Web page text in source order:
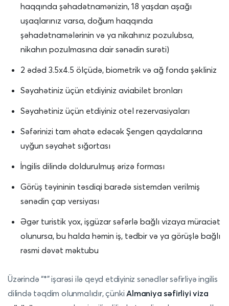
haqqında şəhadətnamənizin, 18 yaşdan aşağı
uşaqlarınız varsa, doğum haqqında
şəhadətnamələrinin və ya nikahınız pozulubsa,
nikahın pozulmasına dair sənədin surəti)
2 ədəd 3.5x4.5 ölçüdə, biometrik və ağ fonda şəkliniz
Səyahətiniz üçün etdiyiniz aviabilet bronları
Səyahətiniz üçün etdiyiniz otel rezervasiyaları
Səfərinizi tam əhatə edəcək Şengen qaydalarına
uyğun səyahət sığortası
İngilis dilində doldurulmuş ərizə forması
Görüş təyininin təsdiqi barədə sistemdən verilmiş
sənədin çap versiyası
Əgər turistik yox, işgüzar səfərlə bağlı vizaya müraciət
olunursa, bu halda həmin iş, tədbir və ya görüşlə bağlı
rəsmi dəvət məktubu
Üzərində “*” işarəsi ilə qeyd etdiyiniz sənədlər səfirliyə ingilis
dilində təqdim olunmalıdır, çünki Almaniya səfirliyi viza